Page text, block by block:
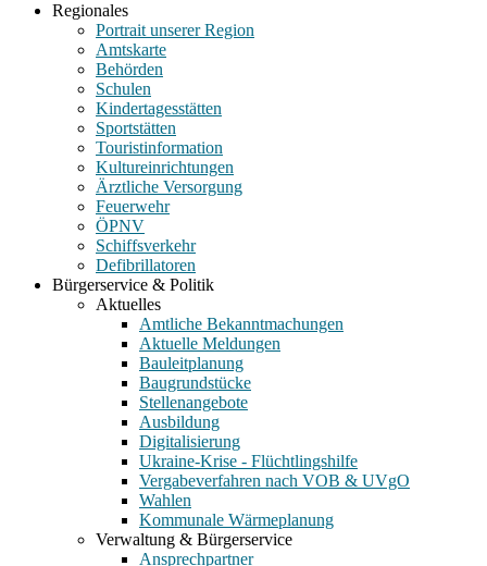
Regionales
Portrait unserer Region
Amtskarte
Behörden
Schulen
Kindertagesstätten
Sportstätten
Touristinformation
Kultureinrichtungen
Ärztliche Versorgung
Feuerwehr
ÖPNV
Schiffsverkehr
Defibrillatoren
Bürgerservice & Politik
Aktuelles
Amtliche Bekanntmachungen
Aktuelle Meldungen
Bauleitplanung
Baugrundstücke
Stellenangebote
Ausbildung
Digitalisierung
Ukraine-Krise - Flüchtlingshilfe
Vergabeverfahren nach VOB & UVgO
Wahlen
Kommunale Wärmeplanung
Verwaltung & Bürgerservice
Ansprechpartner